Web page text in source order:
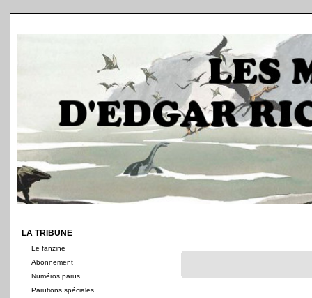
LA TRIBUNE
Le fanzine
Abonnement
Numéros parus
Parutions spéciales